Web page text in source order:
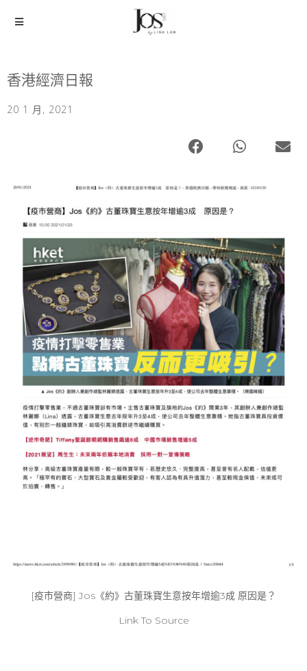
香港經濟日報
20 1 月, 2021
[疫市營商] Jos《約》古董珠寶⽣意按年增逾3成 原因是？
Link To Source